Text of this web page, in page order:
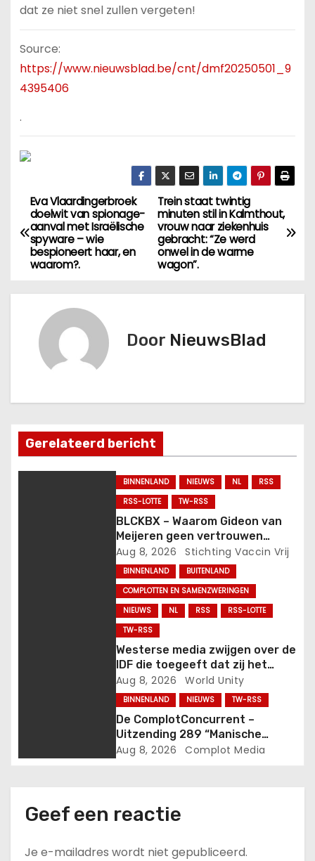
dat ze niet snel zullen vergeten!
Source:
https://www.nieuwsblad.be/cnt/dmf20250501_9
4395406
.
B
e
i
a
v
Trein staat twintig
minuten stil in Kalmthout,
vrouw naar ziekenhuis
gebracht: “Ze werd
onwel in de warme
wagon”.
Eva Vlaardingerbroek
doelwit van spionage-
aanval met Israëlische
spyware – wie
bespioneert haar, en
waarom?.
Door NieuwsBlad
Gerelateerd bericht
BINNENLAND NIEUWS NL
RSS
RSS-LOTTE
TW-RSS
BLCKBX – Waarom Gideon van
Meijeren geen vertrouwen
heeft in de corona-enquête.
Aug 8, 2026 Stichting Vaccin Vrij
BINNENLAND
BUITENLAND
COMPLOTTEN EN SAMENZWERINGEN
NIEUWS
NL RSS
RSS-LOTTE
TW-RSS
Westerse media zwijgen over de
IDF die toegeeft dat zij het
Hannibal Protocol heeft
geactiveerd, waarbij op 7
oktober veel Israëlische
soldaten en burgers
omkwamen..
Aug 8, 2026 World Unity
BINNENLAND NIEUWS TW-RSS
De ComplotConcurrent –
Uitzending 289 “Manische
MKULTRA” (4-7-2026)
Aug 8, 2026 Complot Media
Geef een reactie
Je e-mailadres wordt niet gepubliceerd.